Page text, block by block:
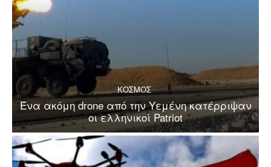
ΚΟΣΜΟΣ
Ένα ακόμη drone από την Υεμένη κατέρριψαν
οι ελληνικοί Patriot